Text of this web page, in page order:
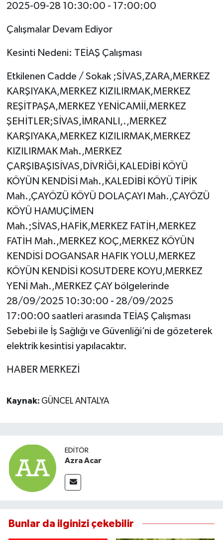
2025-09-28 10:30:00 - 17:00:00
Çalışmalar Devam Ediyor
Kesinti Nedeni: TEİAŞ Çalışması
Etkilenen Cadde / Sokak ;SİVAS,ZARA,MERKEZ
KARŞIYAKA,MERKEZ KIZILIRMAK,MERKEZ
REŞİTPAŞA,MERKEZ YENİCAMİİ,MERKEZ
ŞEHİTLER;SİVAS,İMRANLI,.,MERKEZ
KARŞIYAKA,MERKEZ KIZILIRMAK,MERKEZ
KIZILIRMAK Mah.,MERKEZ
ÇARŞIBAŞISİVAS,DİVRİĞİ,KALEDİBİ KÖYÜ
KÖYÜN KENDİSİ Mah.,KALEDİBİ KÖYÜ TİPİK
Mah.,ÇAYÖZÜ KÖYÜ DOLAÇAYI Mah.,ÇAYÖZÜ
KÖYÜ HAMUÇİMEN
Mah.;SİVAS,HAFİK,MERKEZ FATİH,MERKEZ
FATİH Mah.,MERKEZ KOÇ,MERKEZ KÖYÜN
KENDİSİ DOGANSAR HAFIK YOLU,MERKEZ
KÖYÜN KENDİSİ KOSUTDERE KOYU,MERKEZ
YENİ Mah.,MERKEZ ÇAY bölgelerinde
28/09/2025 10:30:00 - 28/09/2025
17:00:00 saatleri arasında TEİAŞ Çalışması
Sebebi ile İş Sağlığı ve Güvenliği’ni de gözeterek
elektrik kesintisi yapılacaktır.
HABER MERKEZİ
Kaynak: GÜNCEL ANTALYA
EDITÖR
Azra Acar
Bunlar da ilginizi çekebilir